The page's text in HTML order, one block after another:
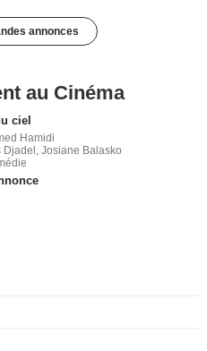
annonces
au Cinéma
ciel
Hamidi
Djadel, Josiane Balasko